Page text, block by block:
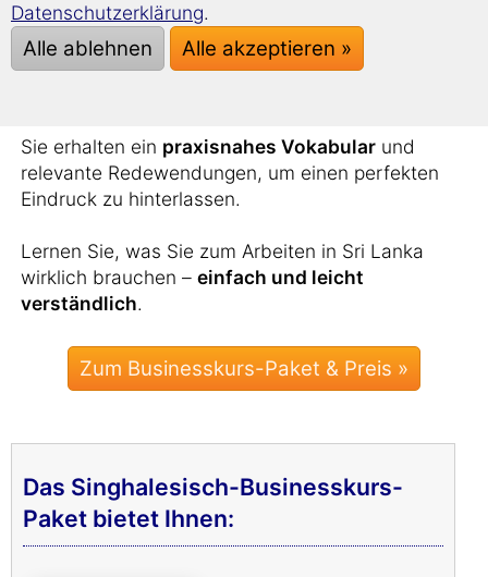
Durch dieeinzigartige Langzeitgedächtnis-
Lernmethodewerden Sie sich bequem innerhalb
kürzester Zeit den kompletten Singhalesisch-
Sie erhalten ein praxisnahes Vokabular und
relevante Redewendungen, um einen perfekten
Eindruck zu hinterlassen.
Lernen Sie, was Sie zum Arbeiten in Sri Lanka
wirklich brauchen – einfach und leicht
verständlich.
Zum Businesskurs-Paket & Preis »
Das Singhalesisch-Businesskurs-
Paket bietet Ihnen:
Datenschutzerklärung.
Alle ablehnen Alle akzeptieren »